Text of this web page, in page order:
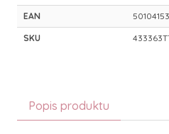
EAN
SKU
Popis produktu